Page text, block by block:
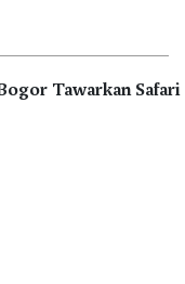
Tawarkan Safari